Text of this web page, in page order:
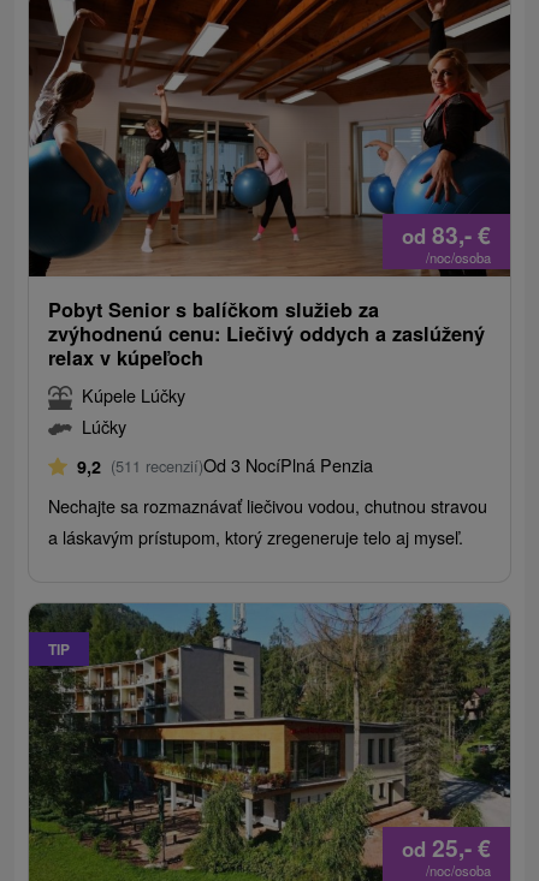
od 83,-€
/noc/osoba
Pobyt Senior s balíčkom služieb za
zvýhodnenú cenu: Liečivý oddych a zaslúžený
relax v kúpeľoch
Kúpele Lúčky
Lúčky
9,2 (511 recenzií)Od 3 NocíPlná Penzia
Nechajte sa rozmaznávať liečivou vodou, chutnou stravou
a láskavým prístupom, ktorý zregeneruje telo aj myseľ.
TIP
od 25,-€
/noc/osoba